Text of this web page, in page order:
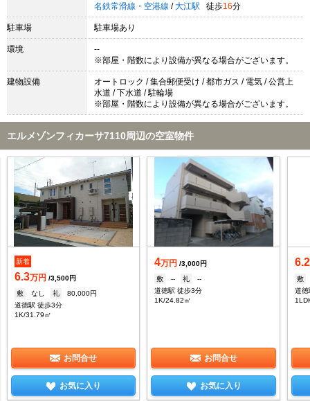
名鉄常滑線・空港線 / 大江駅 徒歩16分
駐車場 駐車場あり
環境
--
※部屋・階数により設備が異なる場合がございます。
建物設備
オートロック / 集合郵便受け / 都市ガス / 電気 / 公営上
水道 / 下水道 / 駐輪場
※部屋・階数により設備が異なる場合がございます。
エルメゾンフィカーサ7110周辺の空室物件
新着
6.3万円 /3,500円
敷
なし 礼
80,000円
道徳駅 徒歩3分
1K/31.79㎡
お問合せ
お気に入り
4万円 /3,000円
敷
-- 礼
--
道徳駅 徒歩3分
1K/24.82㎡
お問合せ
お気に入り
6.2
敷
道徳